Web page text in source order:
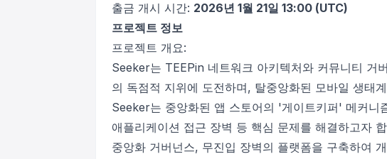
출금 개시 시간: 2026년 1월 21일 13:00 (UTC)
프로젝트 정보
프로젝트 개요:
Seeker는 TEEPin 네트워크 아키텍처와 커뮤니티 거
의 독점적 지위에 도전하며, 탈중앙화된 모바일 생태
Seeker는 중앙화된 앱 스토어의 '게이트키퍼' 메커니
애플리케이션 접근 장벽 등 핵심 문제를 해결하고자
중앙화 거버넌스, 무진입 장벽의 플랫폼을 구축하여